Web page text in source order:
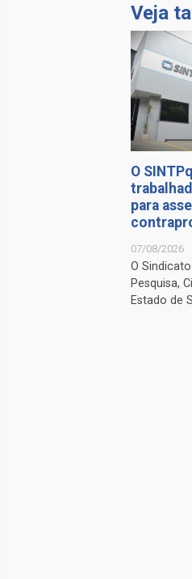
Veja
O
para
07/08/2026
O
Pesquisa,
Estado de